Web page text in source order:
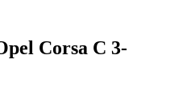
Corsa C 3-